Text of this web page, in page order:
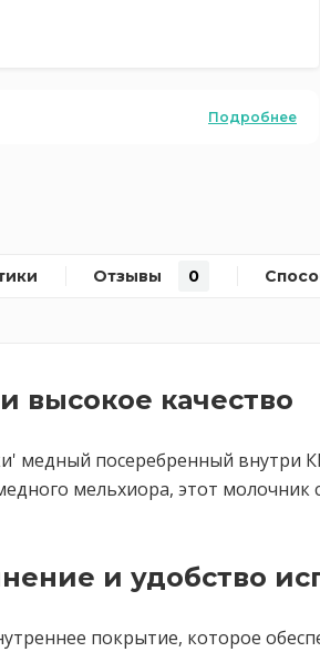
Подробнее
Отзывы 0
высокое качество
медный посеребренный внутри
мельхиора, этот
и удобство
покрытие, которое